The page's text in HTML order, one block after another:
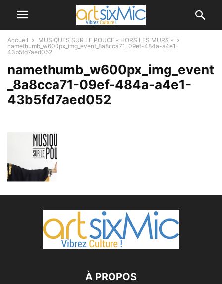
Accueil
MUSIQUES SUR LE POUCE « HORS LES MURS »
namethumb_w600px_img_event_8a8cca71-09ef-484a-a4e1-
43b5fd7aed052
namethumb_w600px_img_event
_8a8cca71-09ef-484a-a4e1-
43b5fd7aed052
À PROPOS